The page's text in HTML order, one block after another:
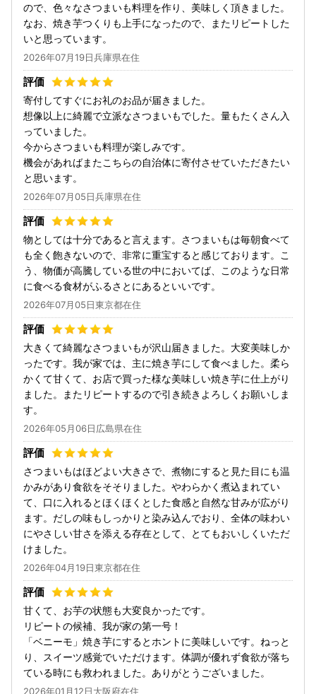
ので、色々なさつまいも料理を作り、美味しく頂きました。
なお、焼き芋つくりも上手になったので、またリピートした
いと思っています。
2026年07月19日兵庫県在住
寄付してすぐにお礼のお品が届きました。
想像以上に綺麗で立派なさつまいもでした。量もたくさん入
っていました。
今からさつまいも料理が楽しみです。
機会があればまたこちらの自治体に寄付させていただきたい
と思います。
2026年07月05日兵庫県在住
物としては十分であると言えます。さつまいもは毎朝食べて
も全く飽きないので、非常に重宝すると感じております。こ
う、物価が高騰している世の中においてば、このような日常
に食べる食材がふるさとにあるといいです。
2026年07月05日東京都在住
大きくて綺麗なさつまいもが沢山届きました。大変美味しか
ったです。我が家では、主に焼き芋にして食べました。柔ら
かくて甘くて、お店で買った様な美味しい焼き芋に仕上がり
ました。またリピートするので引き続きよろしくお願いしま
す。
2026年05月06日広島県在住
さつまいもはほどよい大きさで、煮物にすると見た目にも温
かみがあり食欲をそそりました。やわらかく煮込まれてい
て、口に入れるとほくほくとした食感と自然な甘みが広がり
ます。だしの味もしっかりと染み込んでおり、全体の味わい
にやさしい甘さを添える存在として、とてもおいしくいただ
けました。
2026年04月19日東京都在住
甘くて、お芋の状態も大変良かったです。
リピートの候補、我が家の第一号！
「ベニーモ」焼き芋にするとホントに美味しいです。ねっと
り、スイーツ感覚でいただけます。体調が優れず食欲が落ち
ている時にも救われました。ありがとうございました。
2026年01月12日大阪府在住